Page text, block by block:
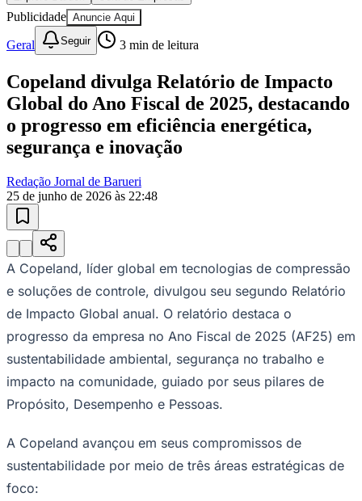
Juventude
Publicidade Anuncie Aqui
Geral Seguir 3 min de leitura
Copeland divulga Relatório de Impacto
Global do Ano Fiscal de 2025, destacando
o progresso em eficiência energética,
segurança e inovação
Redação Jornal de Barueri
25 de junho de 2026 às 22:48
A Copeland, líder global em tecnologias de compressão
e soluções de controle, divulgou seu segundo Relatório
de Impacto Global anual. O relatório destaca o
progresso da empresa no Ano Fiscal de 2025 (AF25) em
sustentabilidade ambiental, segurança no trabalho e
impacto na comunidade, guiado por seus pilares de
Propósito, Desempenho e Pessoas.
A Copeland avançou em seus compromissos de
sustentabilidade por meio de três áreas estratégicas de
foco: